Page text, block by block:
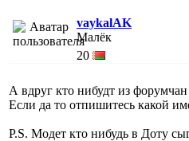
vaykalAK
Малёк
20
А вдруг кто нибудт из
Если да то отпишитесь какой
P.S. Модет кто нибудь в Доту